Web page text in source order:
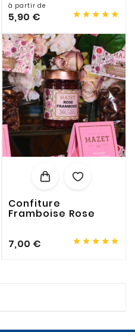
à partir de
5,90 €     
Confiture
Framboise Rose
7,00 €     